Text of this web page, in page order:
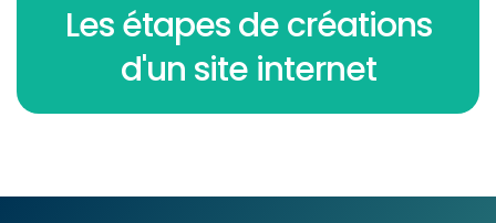
Les étapes de créations
d'un site internet